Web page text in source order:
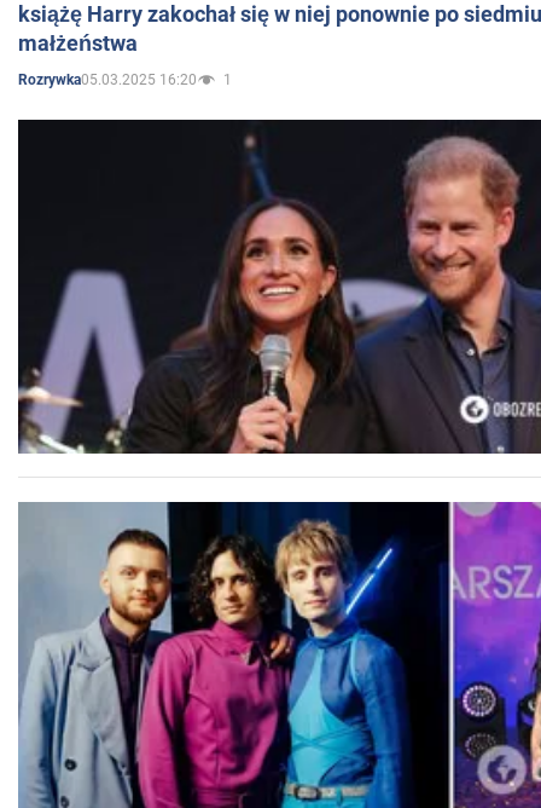
książę Harry zakochał się w niej ponownie po
małżeństwa
Rozrywka05.03.2025 16:20 1